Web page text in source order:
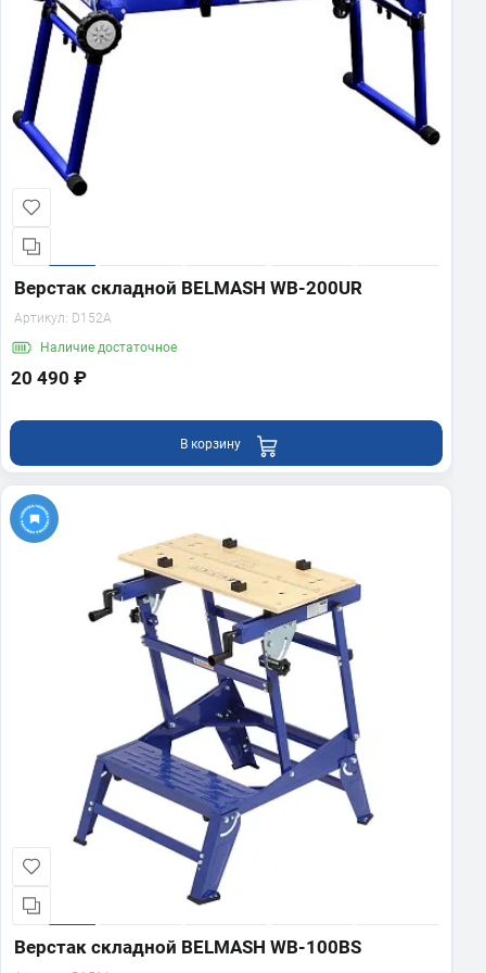
Верстак складной BELMASH WB-200UR
Артикул: D152A
Наличие достаточное
20 490 ₽
В корзину
Верстак складной BELMASH WB-100BS